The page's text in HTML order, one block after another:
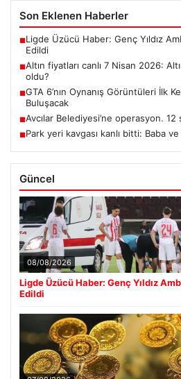
Son Eklenen Haberler
■Ligde Üzücü Haber: Genç Yıldız
Edildi
■Altın fiyatları canlı 7 Nisan 2026:
oldu?
■GTA 6’nın Oynanış Görüntüleri İlk
Buluşacak
■Avcılar Belediyesi’ne operasyon. 12
■Park yeri kavgası kanlı bitti: Baba ve
Güncel
08/08/2026
Ligde Üzücü Haber: Genç Yıldız
Edildi